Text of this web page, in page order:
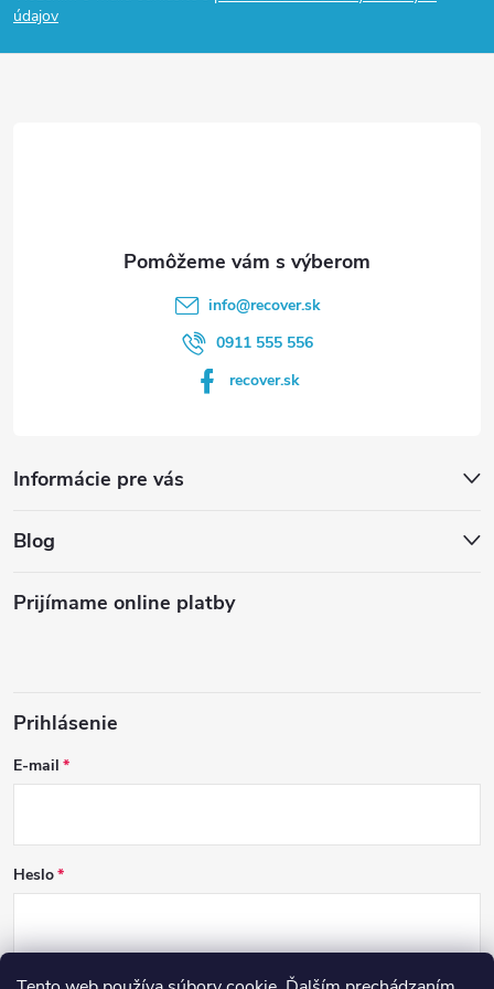
púdajov
info@recover.sk
0911 555 556
recover.sk
Informácie pre vás
Blog
Prijímame online platby
Prihlásenie
E-mail
Heslo